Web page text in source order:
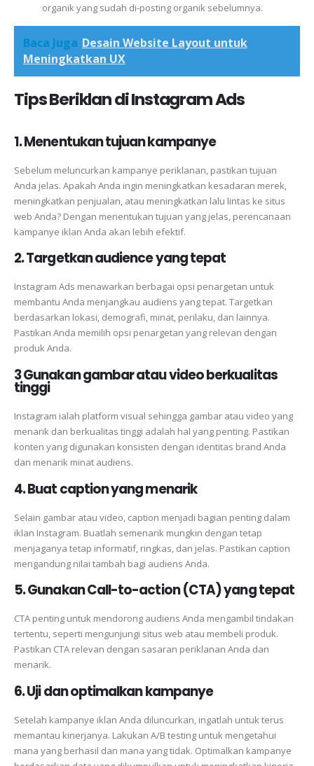
organik yang sudah di-posting organik sebelumnya.
Baca Juga Desain Website Layout untuk
Meningkatkan UX
Tips Beriklan di Instagram Ads
1. Menentukan tujuan kampanye
Sebelum meluncurkan kampanye periklanan, pastikan tujuan
Anda jelas. Apakah Anda ingin meningkatkan kesadaran merek,
meningkatkan penjualan, atau meningkatkan lalu lintas ke situs
web Anda? Dengan menentukan tujuan yang jelas, perencanaan
kampanye iklan Anda akan lebih efektif.
2. Targetkan audience yang tepat
Instagram Ads menawarkan berbagai opsi penargetan untuk
membantu Anda menjangkau audiens yang tepat. Targetkan
berdasarkan lokasi, demografi, minat, perilaku, dan lainnya.
Pastikan Anda memilih opsi penargetan yang relevan dengan
produk Anda.
3 Gunakan gambar atau video berkualitas
tinggi
Instagram ialah platform visual sehingga gambar atau video yang
menarik dan berkualitas tinggi adalah hal yang penting. Pastikan
konten yang digunakan konsisten dengan identitas brand Anda
dan menarik minat audiens.
4. Buat caption yang menarik
Selain gambar atau video, caption menjadi bagian penting dalam
iklan Instagram. Buatlah semenarik mungkin dengan tetap
menjaganya tetap informatif, ringkas, dan jelas. Pastikan caption
mengandung nilai tambah bagi audiens Anda.
5. Gunakan Call-to-action (CTA) yang tepat
CTA penting untuk mendorong audiens Anda mengambil tindakan
tertentu, seperti mengunjungi situs web atau membeli produk.
Pastikan CTA relevan dengan sasaran periklanan Anda dan
menarik.
6. Uji dan optimalkan kampanye
Setelah kampanye iklan Anda diluncurkan, ingatlah untuk terus
memantau kinerjanya. Lakukan A/B testing untuk mengetahui
mana yang berhasil dan mana yang tidak. Optimalkan kampanye